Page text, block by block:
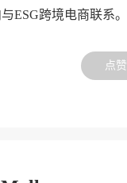
ESG跨境电商联系。
点赞